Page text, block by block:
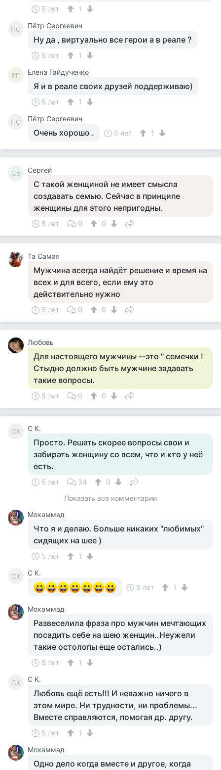
5 лет 1
ПС Пётр Сергеевич
Ну да , виртуально все герои а в реале ?
5 лет 1
ЕГ Елена Гайдученко
Я и в реале своих друзей поддерживаю)
5 лет 1
ПС Пётр Сергеевич
Очень хорошо . 5 лет 1
Се Сергей
С такой женщиной не имеет смысла
создавать семью. Сейчас в принципе
женщины для этого непригодны.
5 лет 0 0
Та Самая
Мужчина всегда найдёт решение и время на
всех и для всего, если ему это
действительно нужно
5 лет 0 0
Любовь
Для настоящего мужчины --это " семечки !
Стыдно должно быть мужчине задавать
такие вопросы.
5 лет 0 0
СК С К.
Просто. Решать скорее вопросы свои и
забирать женщину со всем, что и кто у неё
есть.
5 лет 34
0
Показать все комментарии
Мохаммад
Что я и делаю. Больше никаких "любимых"
сидящих на шее )
5 лет 1
СК
С К.
5 лет
1
Мохаммад
Развеселила фраза про мужчин мечтающих
посадить себе на шею женщин..Неужели
такие остолопы еще остались..)
5 лет 1
СК С К.
Любовь ещё есть!!! И неважно ничего в
этом мире. Ни трудности, ни проблемы...
Вместе справляются, помогая др. другу.
5 лет
1
Мохаммад
Одно дело когда вместе и другое, когда